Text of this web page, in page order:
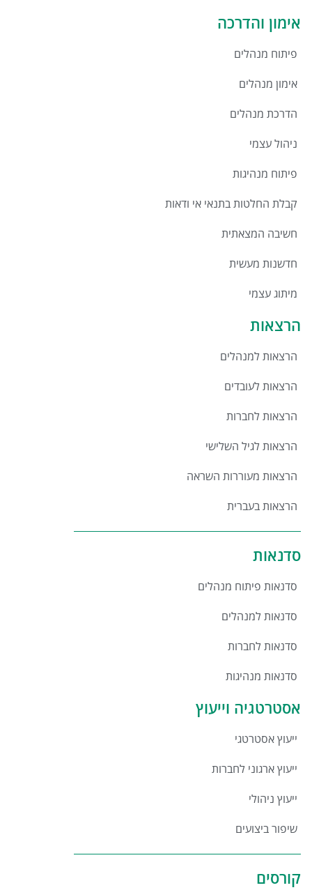
אימון והדרכה
פיתוח מנהלים
אימון מנהלים
הדרכת מנהלים
ניהול עצמי
פיתוח מנהיגות
קבלת החלטות בתנאי אי ודאות
חשיבה המצאתית
חדשנות מעשית
מיתוג עצמי
הרצאות
הרצאות למנהלים
הרצאות לעובדים
הרצאות לחברות
הרצאות לגיל השלישי
הרצאות מעוררות השראה
הרצאות בעברית
סדנאות
סדנאות פיתוח מנהלים
סדנאות למנהלים
סדנאות לחברות
סדנאות מנהיגות
אסטרטגיה וייעוץ
ייעוץ אסטרטגי
ייעוץ ארגוני לחברות
ייעוץ ניהולי
שיפור ביצועים
קורסים